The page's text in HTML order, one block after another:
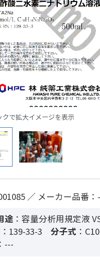
で拡大イメージを表示
／ メーカー品番：
途 ：容量分析用規定液
：139-33-3 分子式 ：
：---